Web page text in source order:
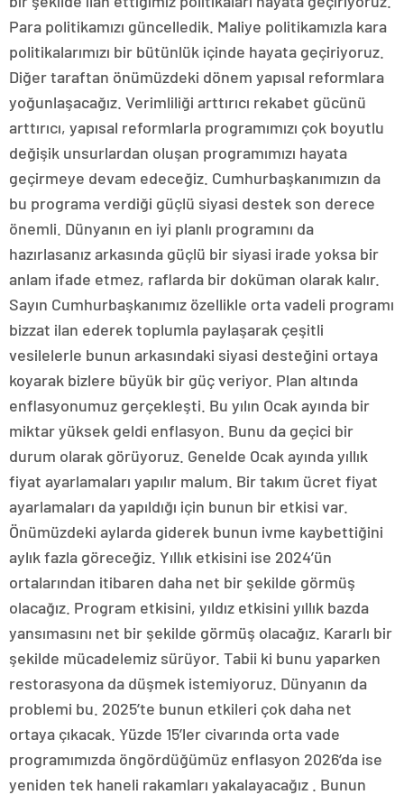
Para politikamızı güncelledik. Maliye politikamızla kara
politikalarımızı bir bütünlük içinde hayata geçiriyoruz.
Diğer taraftan önümüzdeki dönem yapısal reformlara
yoğunlaşacağız. Verimliliği arttırıcı rekabet gücünü
arttırıcı, yapısal reformlarla programımızı çok boyutlu
değişik unsurlardan oluşan programımızı hayata
geçirmeye devam edeceğiz. Cumhurbaşkanımızın da
bu programa verdiği güçlü siyasi destek son derece
önemli. Dünyanın en iyi planlı programını da
hazırlasanız arkasında güçlü bir siyasi irade yoksa bir
anlam ifade etmez, raflarda bir doküman olarak kalır.
Sayın Cumhurbaşkanımız özellikle orta vadeli programı
bizzat ilan ederek toplumla paylaşarak çeşitli
vesilelerle bunun arkasındaki siyasi desteğini ortaya
koyarak bizlere büyük bir güç veriyor. Plan altında
enflasyonumuz gerçekleşti. Bu yılın Ocak ayında bir
miktar yüksek geldi enflasyon. Bunu da geçici bir
durum olarak görüyoruz. Genelde Ocak ayında yıllık
fiyat ayarlamaları yapılır malum. Bir takım ücret fiyat
ayarlamaları da yapıldığı için bunun bir etkisi var.
Önümüzdeki aylarda giderek bunun ivme kaybettiğini
aylık fazla göreceğiz. Yıllık etkisini ise 2024’ün
ortalarından itibaren daha net bir şekilde görmüş
olacağız. Program etkisini, yıldız etkisini yıllık bazda
yansımasını net bir şekilde görmüş olacağız. Kararlı bir
şekilde mücadelemiz sürüyor. Tabii ki bunu yaparken
restorasyona da düşmek istemiyoruz. Dünyanın da
problemi bu. 2025’te bunun etkileri çok daha net
ortaya çıkacak. Yüzde 15’ler civarında orta vade
programımızda öngördüğümüz enflasyon 2026’da ise
yeniden tek haneli rakamları yakalayacağız . Bunun